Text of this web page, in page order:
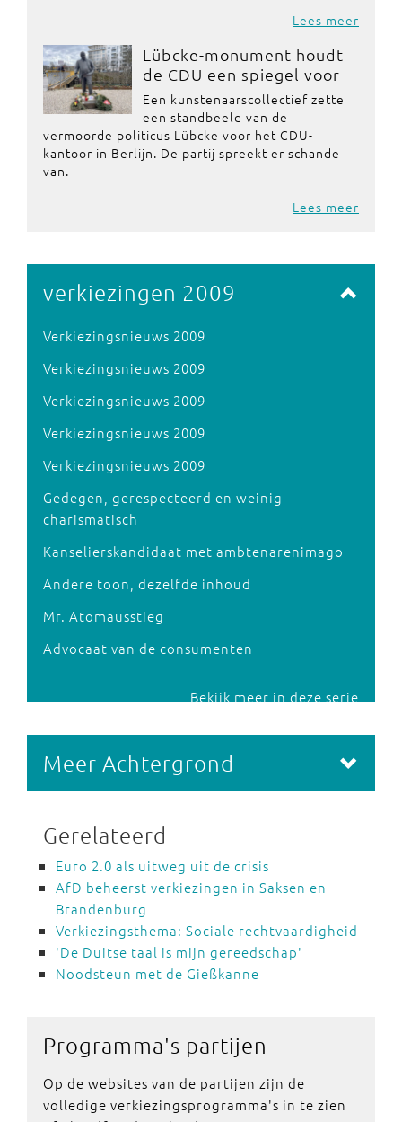
Lees meer
Lübcke-monument houdt
de CDU een spiegel voor
Een kunstenaarscollectief zette
een standbeeld van de
vermoorde politicus Lübcke voor het CDU-
kantoor in Berlijn. De partij spreekt er schande
van.
Lees meer
verkiezingen 2009
Verkiezingsnieuws 2009
Verkiezingsnieuws 2009
Verkiezingsnieuws 2009
Verkiezingsnieuws 2009
Verkiezingsnieuws 2009
Gedegen, gerespecteerd en weinig
charismatisch
Kanselierskandidaat met ambtenarenimago
Andere toon, dezelfde inhoud
Mr. Atomausstieg
Advocaat van de consumenten
Bekijk meer in deze serie
Meer Achtergrond
Gerelateerd
Euro 2.0 als uitweg uit de crisis
AfD beheerst verkiezingen in Saksen en
Brandenburg
Verkiezingsthema: Sociale rechtvaardigheid
'De Duitse taal is mijn gereedschap'
Noodsteun met de Gießkanne
Programma's partijen
Op de websites van de partijen zijn de
volledige verkiezingsprogramma's in te zien